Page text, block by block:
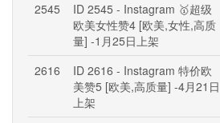
2545
ID 2545 - Instagram 🥇超级
欧美女性赞4 [欧美,女性,高质
量] -1月25日上架
2616
ID 2616 - Instagram 特价欧
美赞5 [欧美,高质量] -4月21日
上架